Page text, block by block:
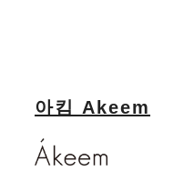
아킴 Akeem